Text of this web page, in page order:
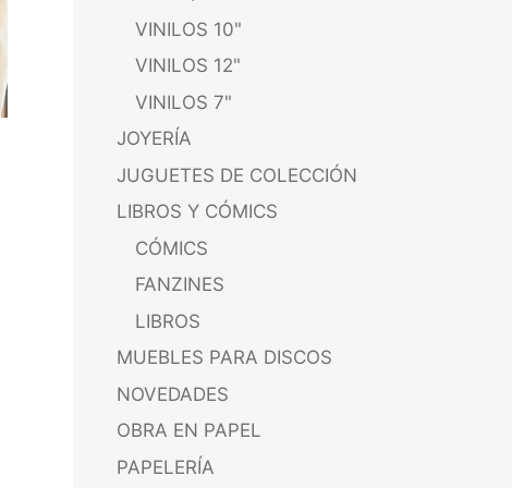
VINILOS 10"
VINILOS 12"
VINILOS 7"
JOYERÍA
JUGUETES DE COLECCIÓN
LIBROS Y CÓMICS
CÓMICS
FANZINES
LIBROS
MUEBLES PARA DISCOS
NOVEDADES
OBRA EN PAPEL
PAPELERÍA